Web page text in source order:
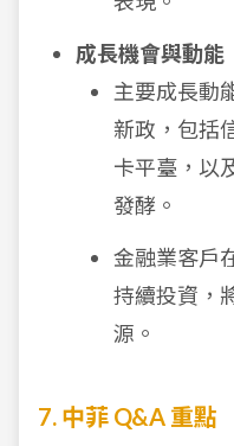
成長機會與動能
主要成長動
新政，包括
卡平臺，以
發酵。
金融業客戶
持續投資，
源。
7. 中菲 Q&A 重點